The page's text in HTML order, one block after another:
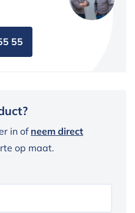
55
in of neem direct
op maat.